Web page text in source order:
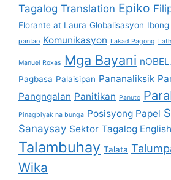
Tagalog Translation Epiko
Florante at Laura Globalisasyon
pantao Komunikasyon Lakad Pagong
Manuel Roxas Mga Bayani
Pagbasa Palaisipan Pananaliksik
Pangngalan Panitikan Panuto
Pinagbiyak na bunga Posisyong Papel
Sanaysay Sektor Tagalog
Talambuhay Talata
Wika